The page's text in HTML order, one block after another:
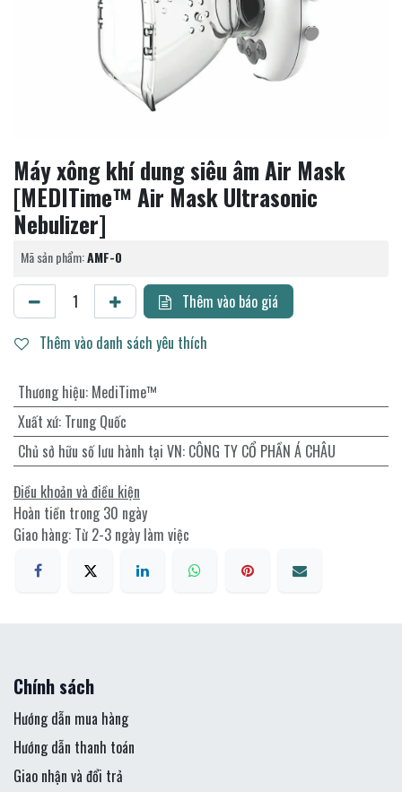
Máy xông khí dung siêu âm Air Mask
[MEDITime™ Air Mask Ultrasonic
Nebulizer]
Mã sản phẩm:AMF-0
Thêm vào báo giá
Thêm vào danh sách yêu thích
Thương hiệu: MediTime™
Xuất xứ: Trung Quốc
Chủ sở hữu số lưu hành tại VN: CÔNG TY CỔ PHẦN Á CHÂU
Điều khoản và điều kiện
Hoàn tiền trong 30 ngày
Giao hàng: Từ 2-3 ngày làm việc
Chính sách
Hướng dẫn mua hàng
Hướng dẫn thanh toán
Giao nhận và đổi trả